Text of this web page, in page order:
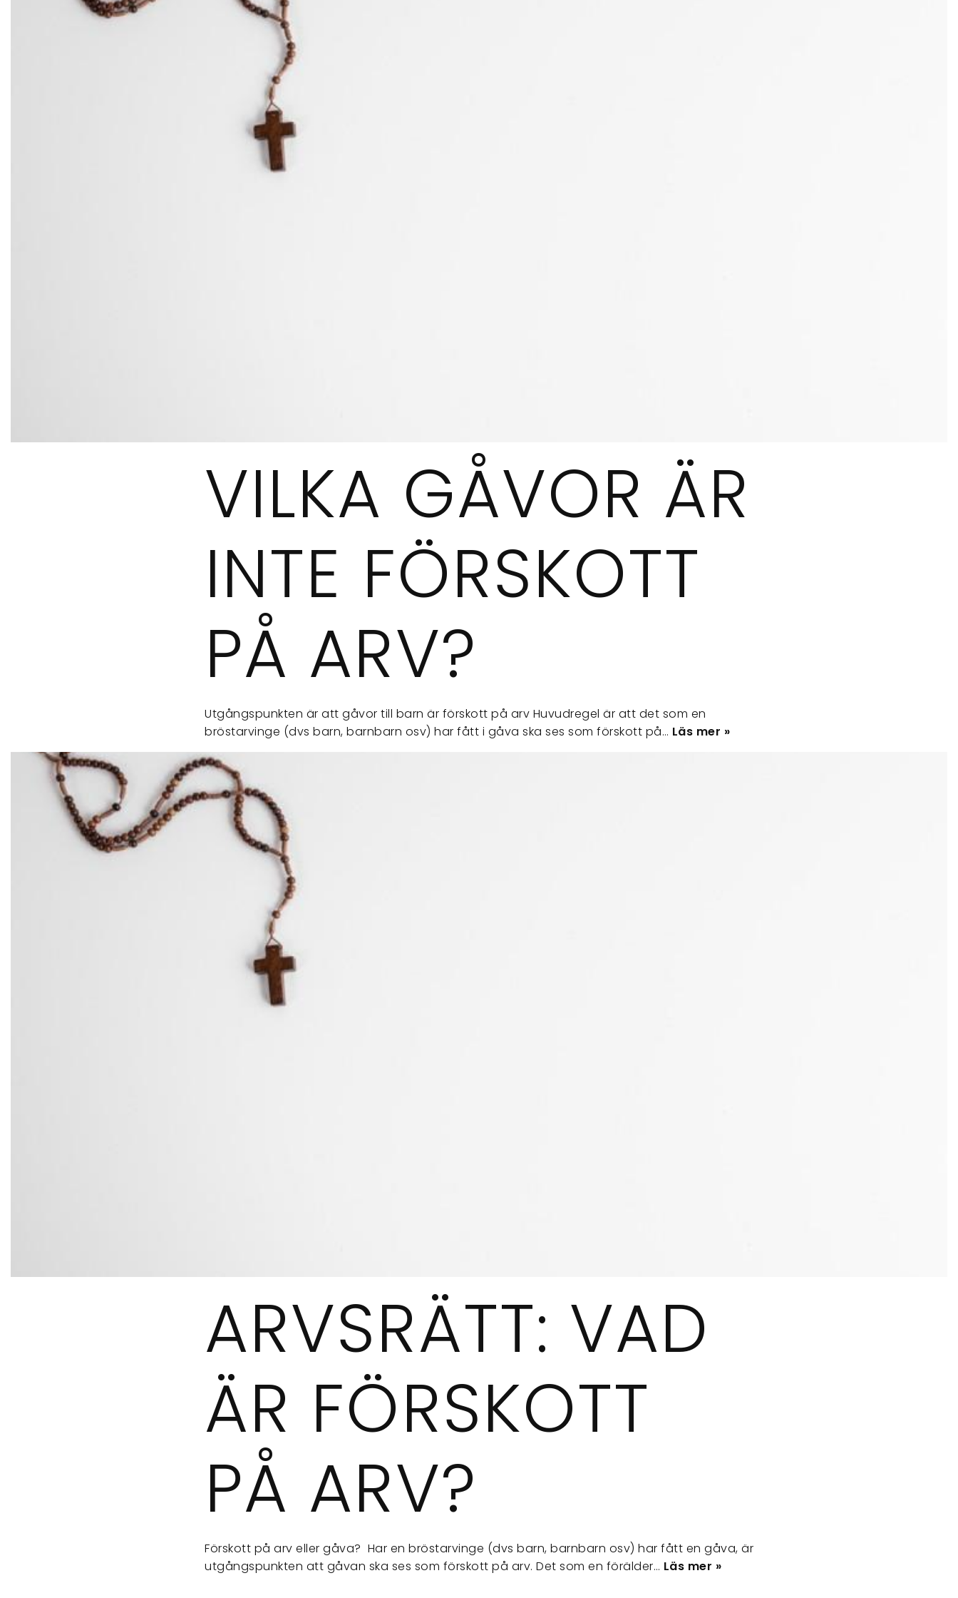
VILKA GÅVOR ÄR
INTE FÖRSKOTT
PÅ ARV?
Utgångspunkten är att gåvor till barn är förskott på arv Huvudregel är att det som en
bröstarvinge (dvs barn, barnbarn osv) har fått i gåva ska ses som förskott på… Läs mer »
ARVSRÄTT: VAD
ÄR FÖRSKOTT
PÅ ARV?
Förskott på arv eller gåva? Har en bröstarvinge (dvs barn, barnbarn osv) har fått en gåva, är
utgångspunkten att gåvan ska ses som förskott på arv. Det som en förälder… Läs mer »